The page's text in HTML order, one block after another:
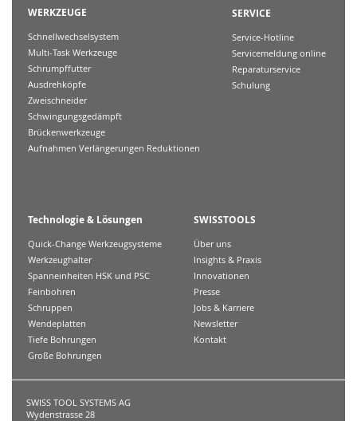
WERKZEUGE
Schnellwechselsystem
Multi-Task Werkzeuge
Schrumpffutter
Ausdrehköpfe
Zweischneider
Schwingungsgedämpft
Brückenwerkzeuge
Aufnahmen Verlängerungen Reduktionen
SERVICE
Service-Hotline
Servicemeldung online
Reparaturservice
Schulung
Technologie & Lösungen
Quick-Change Werkzeugsysteme
Werkzeughalter
Spanneinheiten HSK und PSC
Feinbohren
Schruppen
Wendeplatten
Tiefe Bohrungen
Große Bohrungen
SWISSTOOLS
Über uns
Insights & Praxis
Innovationen
Presse
Jobs & Karriere
Newsletter
Kontakt
SWISS TOOL SYSTEMS AG
Wydenstrasse 28